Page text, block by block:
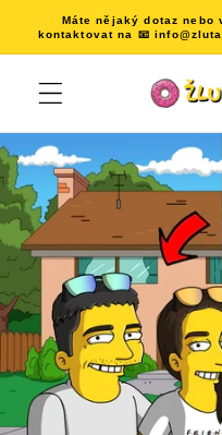
Přejít k
obsahu
Máte nějaký dotaz nebo
kontaktovat na 📧